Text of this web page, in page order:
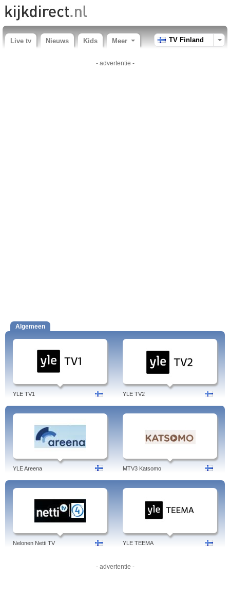
Live tv Nieuws Kids Meer TV Finland
- advertentie -
Algemeen
YLE TV1 YLE TV2
YLE Areena MTV3 Katsomo
Nelonen Netti TV YLE TEEMA
- advertentie -